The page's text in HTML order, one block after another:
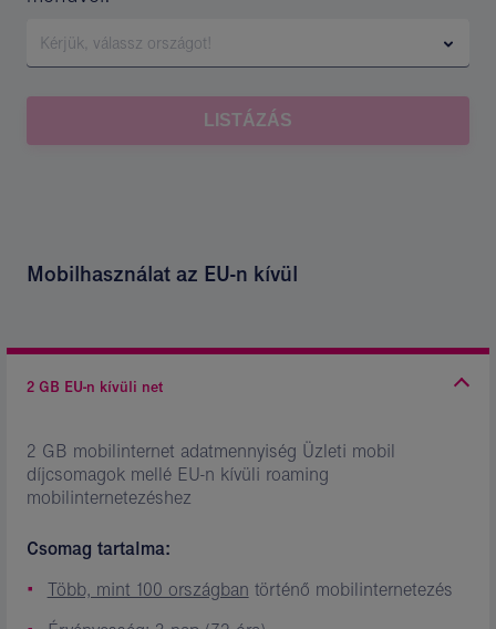
üzleti
szolgáltatások
Kérjük, válassz országot!
Mobilhasználat az EU-n kívül
2 GB EU-n kívüli net
2 GB mobilinternet adatmennyiség Üzleti mobil
díjcsomagok mellé EU-n kívüli roaming
mobilinternetezéshez
Csomag tartalma:
Több, mint 100 országban történő mobilinternetezés